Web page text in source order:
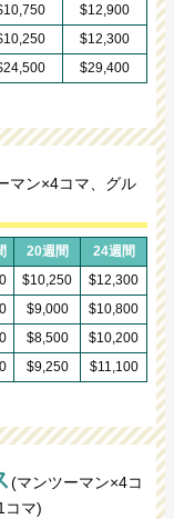
$12,900
$12,300
$29,400
マン×4コマ、グル
20週間
24週間
$10,250
$12,300
$9,000
$10,800
$8,500
$10,200
$9,250 $11,100
(マンツーマン×4コ
コマ)